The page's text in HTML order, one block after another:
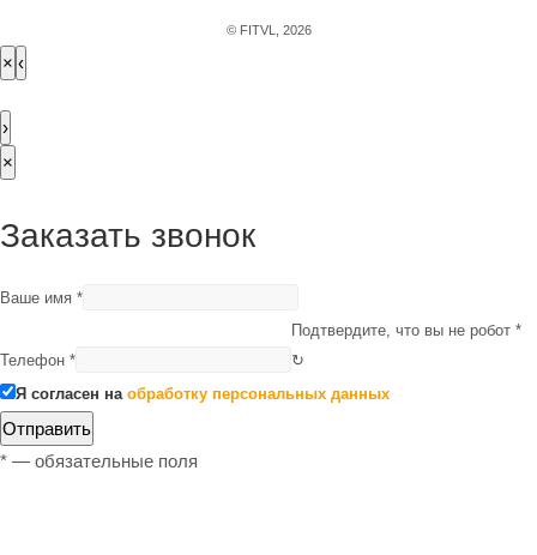
© FITVL, 2026
× ‹
›
×
Заказать звонок
Ваше имя *
Телефон *
Подтвердите, что вы не робот *
↻
Я согласен на обработку персональных данных
Отправить
* — обязательные поля